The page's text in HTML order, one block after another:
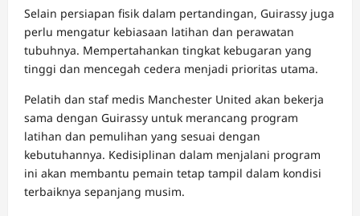
Selain persiapan fisik dalam pertandingan, Guirassy juga
perlu mengatur kebiasaan latihan dan perawatan
tubuhnya. Mempertahankan tingkat kebugaran yang
tinggi dan mencegah cedera menjadi prioritas utama.
Pelatih dan staf medis Manchester United akan bekerja
sama dengan Guirassy untuk merancang program
latihan dan pemulihan yang sesuai dengan
kebutuhannya. Kedisiplinan dalam menjalani program
ini akan membantu pemain tetap tampil dalam kondisi
terbaiknya sepanjang musim.